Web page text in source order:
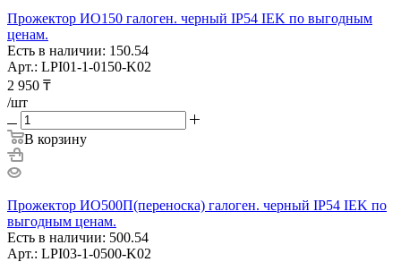
Прожектор ИО150 галоген. черный IP54 IEK по выгодным
ценам.
Есть в наличии: 150.54
Арт.: LPI01-1-0150-K02
2 950 ₸
/шт
В корзину
Прожектор ИО500П(переноска) галоген. черный IP54 IEK по
выгодным ценам.
Есть в наличии: 500.54
Арт.: LPI03-1-0500-K02